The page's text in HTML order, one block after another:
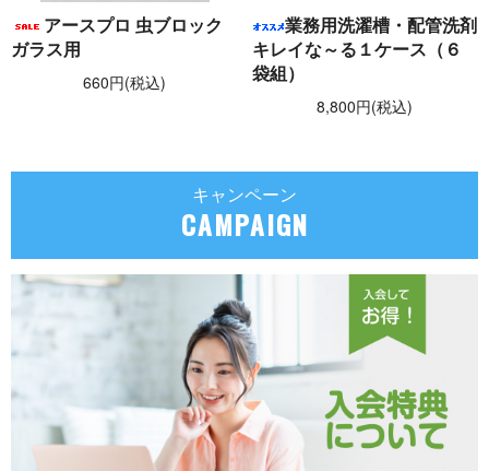
アースプロ 虫ブロック
ガラス用
660円(税込)
業務用洗濯槽・配管洗剤
キレイな～る１ケース（６
袋組）
8,800円(税込)
キャンペーン
CAMPAIGN